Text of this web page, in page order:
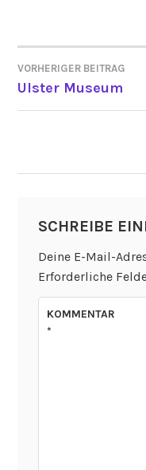
VORHERIGER BEITRAG
Ulster Museum
SCHREIBE
Deine E-Mail-
Erforderliche
KOMMENTAR
*